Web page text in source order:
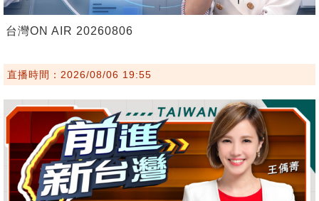
台灣ON AIR 20260806
直播時間：2026/08/06 19:55